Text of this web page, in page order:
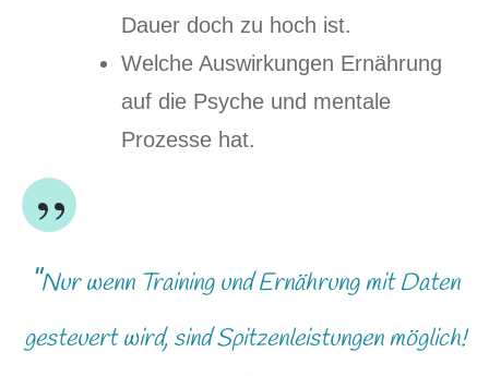
Dauer doch zu hoch ist.
Welche Auswirkungen Ernährung
auf die Psyche und mentale
Prozesse hat.
”
"Nur wenn Training und Ernährung mit Daten
gesteuert wird, sind Spitzenleistungen möglich!